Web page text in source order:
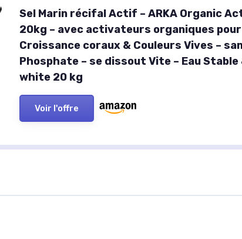
Sel Marin récifal Actif – ARKA Organic
20kg – avec activateurs organiques pour
Croissance coraux & Couleurs Vives –
Phosphate – se dissout Vite – Eau Stable
white 20 kg
Voir l'offre